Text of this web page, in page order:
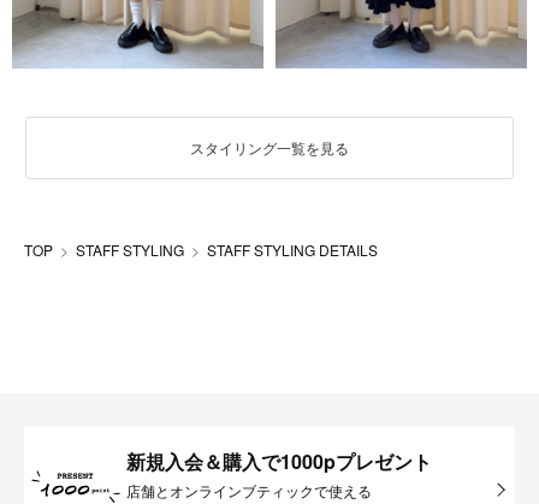
スタイリング一覧を見る
TOP STAFF STYLING STAFF STYLING DETAILS
新規入会＆購入で1000pプレゼント
店舗とオンラインブティックで使える